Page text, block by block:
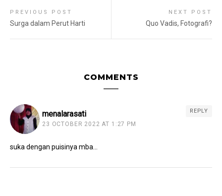
PREVIOUS POST
Surga dalam Perut Harti
NEXT POST
Quo Vadis, Fotografi?
COMMENTS
menalarasati
23 OCTOBER 2022 AT 1:27 PM
REPLY
suka dengan puisinya mba…